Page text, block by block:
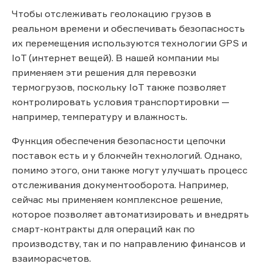
Чтобы отслеживать геолокацию грузов в
реальном времени и обеспечивать безопасность
их перемещения используются технологии GPS и
IoT (интернет вещей). В нашей компании мы
применяем эти решения для перевозки
термогрузов, поскольку IoT также позволяет
контролировать условия транспортировки —
например, температуру и влажность.
Функция обеспечения безопасности цепочки
поставок есть и у блокчейн технологий. Однако,
помимо этого, они также могут улучшать процесс
отслеживания документооборота. Например,
сейчас мы применяем комплексное решение,
которое позволяет автоматизировать и внедрять
смарт-контракты для операций как по
производству, так и по направлению финансов и
взаиморасчетов.